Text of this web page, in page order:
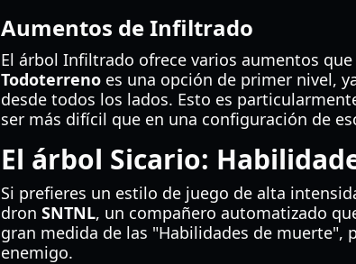
Aumentos de Infiltrado
El árbol Infiltrado ofrece varios aumentos
Todoterreno es una opción de primer nivel,
desde todos los lados. Esto es
ser más difícil que en una configuración de
El árbol Sicario:
Si prefieres un estilo de juego de alta
dron SNTNL, un compañero automatizado
gran medida de las "Habilidades de muerte",
enemigo.